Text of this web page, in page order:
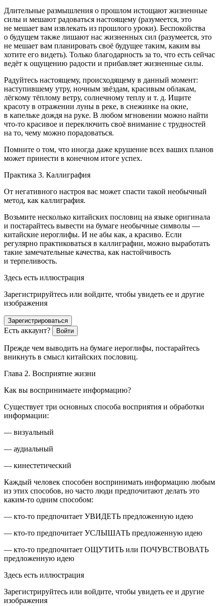
Длительные размышления о прошлом истощают жизненные
силы и мешают радоваться настоящему (разумеется, это
не мешает вам извлекать из прошлого уроки). Беспокойства
о будущем также лишают нас жизненных сил (разумеется, это
не мешает вам планировать своё будущее таким, каким вы
хотите его видеть). Только благодарность за то, что есть сейчас
ведёт к ощущению радости и прибавляет жизненные силы.
Радуйтесь настоящему, происходящему в данный момент:
наступившему утру, ночным звёздам, красивым облакам,
лёгкому тёплому ветру, солнечному теплу и т. д. Ищите
красоту в отражении луны в реке, в снежинке на окне,
в капельке дождя на руке. В любом мгновении можно найти
что-то красивое и переключить своё внимание с трудностей
на то, чему можно порадоваться.
Помните о том, что иногда даже крушение всех ваших планов
может принести в конечном итоге успех.
Практика 3. Каллиграфия
От негативного настроя вас может спасти такой необычный
метод, как каллиграфия.
Возьмите несколько китайских пословиц на языке оригинала
и постарайтесь вывести на бумаге необычные символы —
китайские иероглифы. И не абы как, а красиво. Если
регулярно практиковаться в каллиграфии, можно выработать
такие замечательные качества, как настойчивость
и терпеливость.
Здесь есть иллюстрация
Зарегистрируйтесь или войдите, чтобы увидеть ее и другие
изображения
Зарегистрироваться
Есть аккаунт? Войти
Прежде чем выводить на бумаге иероглифы, постарайтесь
вникнуть в смысл китайских пословиц.
Глава 2. Восприятие жизни
Как вы воспринимаете информацию?
Существует три основных способа восприятия и обработки
информации:
— визуальный
— аудиальный
— кинестетический
Каждый человек способен воспринимать информацию любым
из этих способов, но часто люди предпочитают делать это
каким-то одним способом:
— кто-то предпочитает УВИДЕТЬ предложенную идею
— кто-то предпочитает УСЛЫШАТЬ предложенную идею
— кто-то предпочитает ОЩУТИТЬ или ПОЧУВСТВОВАТЬ
предложенную идею
Здесь есть иллюстрация
Зарегистрируйтесь или войдите, чтобы увидеть ее и другие
изображения